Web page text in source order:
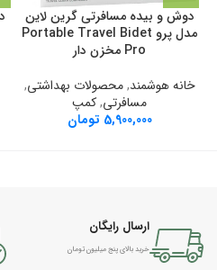
دوش و بیده مسافرتی گرین لاین
مدل پرو Portable Travel Bidet
Pro مخزن دار
خانه هوشمند,محصولات بهداشتی,
مسافرتی,کمپ
5,900,000 تومان
ارسال رایگان
خرید بالای پنج میلیون تومان